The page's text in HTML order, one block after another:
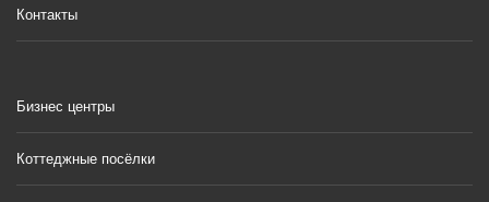
Контакты
Бизнес центры
Коттеджные посёлки